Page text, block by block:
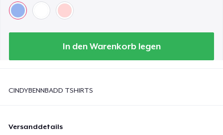
In den Warenkorb legen
CINDYBENNBADD TSHIRTS
Versanddetails